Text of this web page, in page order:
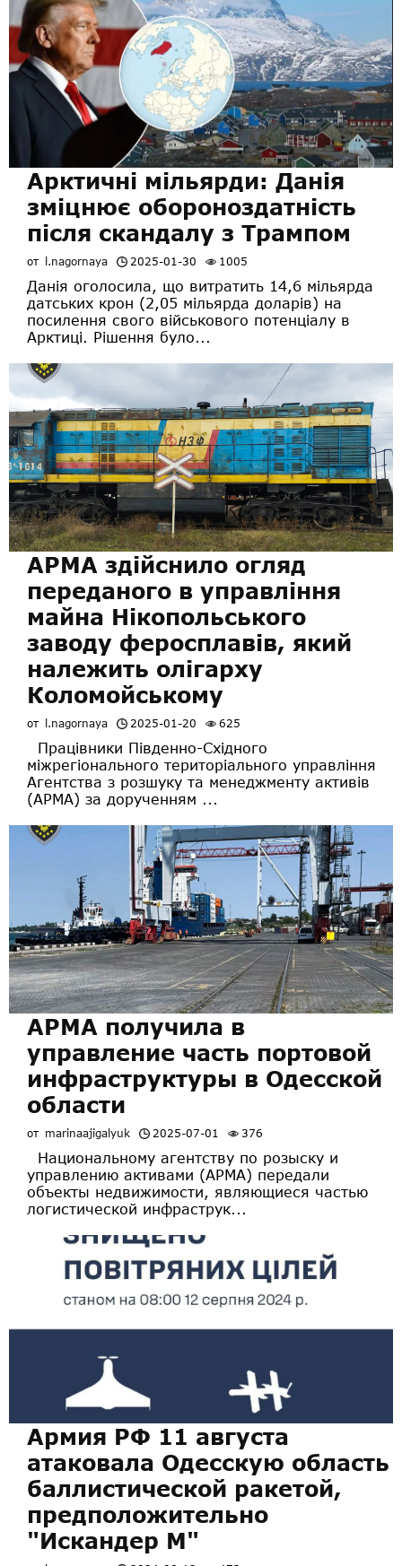
Арктичні мільярди: Данія
зміцнює обороноздатність
після скандалу з Трампом
от l.nagornaya 2025-01-30 1005
Данія оголосила, що витратить 14,6 мільярда
датських крон (2,05 мільярда доларів) на
посилення свого військового потенціалу в
Арктиці. Рішення було...
АРМА здійснило огляд
переданого в управління
майна Нікопольського
заводу феросплавів, який
належить олігарху
Коломойському
от l.nagornaya 2025-01-20 625
Працівники Південно-Східного
міжрегіонального територіального управління
Агентства з розшуку та менеджменту активів
(АРМА) за дорученням ...
АРМА получила в
управление часть портовой
инфраструктуры в Одесской
области
от marinaajigalyuk 2025-07-01 376
Национальному агентству по розыску и
управлению активами (АРМА) передали
объекты недвижимости, являющиеся частью
логистической инфраструк...
Армия РФ 11 августа
атаковала Одесскую область
баллистической ракетой,
предположительно
"Искандер М"